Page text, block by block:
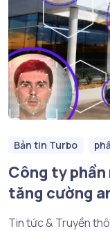
Bản tin Turbo
Công ty
tăng cường
Tin tức & Truyền